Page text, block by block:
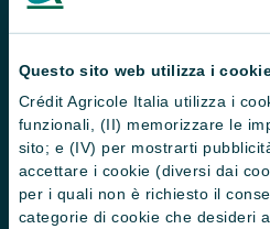
Questo sito web utilizza i
Crédit Agricole Italia utilizza i
funzionali, (II) memorizzare le
sito; e (IV) per mostrarti
accettare i cookie (diversi dai
per i quali non è richiesto il
categorie di cookie che desideri
Informativa sulla sostenibilità nel
Etica e conformità
Whistleblowing
PRIVATI